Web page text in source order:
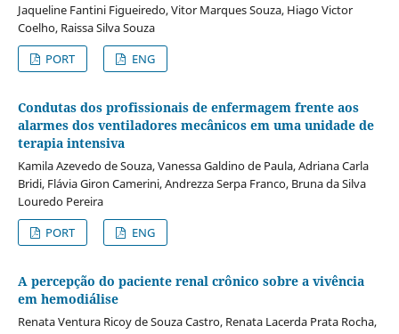
Jaqueline Fantini Figueiredo, Vitor Marques Souza, Hiago Victor
Coelho, Raissa Silva Souza
PORT
ENG
Condutas dos profissionais de enfermagem frente aos
alarmes dos ventiladores mecânicos em uma unidade de
terapia intensiva
Kamila Azevedo de Souza, Vanessa Galdino de Paula, Adriana Carla
Bridi, Flávia Giron Camerini, Andrezza Serpa Franco, Bruna da Silva
Louredo Pereira
PORT
ENG
A percepção do paciente renal crônico sobre a vivência
em hemodiálise
Renata Ventura Ricoy de Souza Castro, Renata Lacerda Prata Rocha,